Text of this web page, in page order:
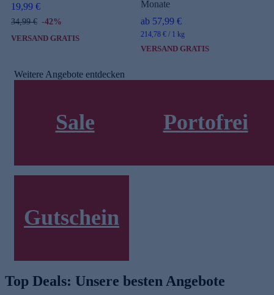
19,99 €
34,99 € -42%
VERSAND GRATIS
Monate
ab 57,99 €
214,78 € / 1 kg
VERSAND GRATIS
Weitere Angebote entdecken
Sale Portofrei
Gutschein
Top Deals: Unsere besten Angebote